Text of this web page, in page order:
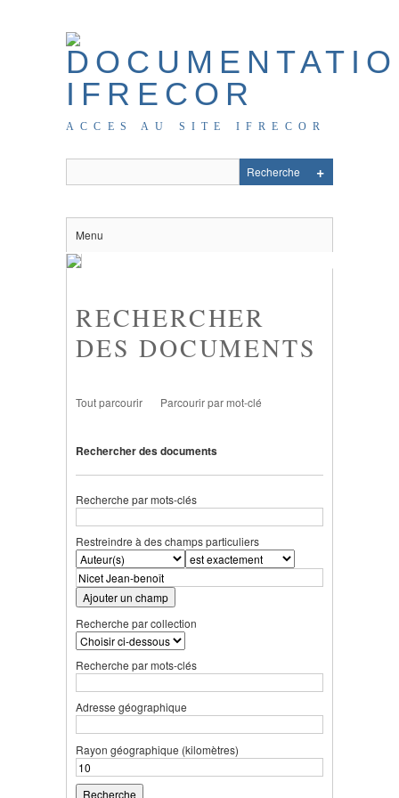
ACCES AU SITE IFRECOR
Menu
RECHERCHER
DES DOCUMENTS
Tout parcourir Parcourir par mot-clé
Rechercher des documents
Recherche par mots-clés
Restreindre à des champs particuliers
Ajouter un champ
Recherche par collection
Recherche par mots-clés
Adresse géographique
Rayon géographique (kilomètres)